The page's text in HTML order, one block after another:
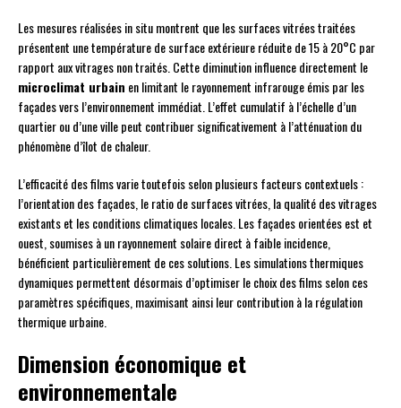
Les mesures réalisées in situ montrent que les surfaces vitrées traitées
présentent une température de surface extérieure réduite de 15 à 20°C par
rapport aux vitrages non traités. Cette diminution influence directement le
microclimat urbain en limitant le rayonnement infrarouge émis par les
façades vers l’environnement immédiat. L’effet cumulatif à l’échelle d’un
quartier ou d’une ville peut contribuer significativement à l’atténuation du
phénomène d’îlot de chaleur.
L’efficacité des films varie toutefois selon plusieurs facteurs contextuels :
l’orientation des façades, le ratio de surfaces vitrées, la qualité des vitrages
existants et les conditions climatiques locales. Les façades orientées est et
ouest, soumises à un rayonnement solaire direct à faible incidence,
bénéficient particulièrement de ces solutions. Les simulations thermiques
dynamiques permettent désormais d’optimiser le choix des films selon ces
paramètres spécifiques, maximisant ainsi leur contribution à la régulation
thermique urbaine.
Dimension économique et
environnementale